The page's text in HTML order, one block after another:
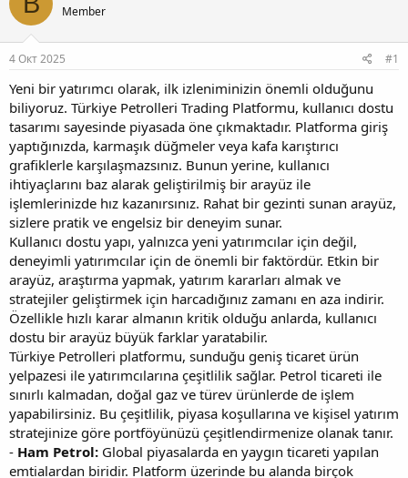
р
е
м
ы
н
л
а
Member
4 Окт 2025 #1
Yeni bir yatırımcı olarak, ilk izleniminizin önemli olduğunu
biliyoruz. Türkiye Petrolleri Trading Platformu, kullanıcı dostu
tasarımı sayesinde piyasada öne çıkmaktadır. Platforma giriş
yaptığınızda, karmaşık düğmeler veya kafa karıştırıcı
grafiklerle karşılaşmazsınız. Bunun yerine, kullanıcı
ihtiyaçlarını baz alarak geliştirilmiş bir arayüz ile
işlemlerinizde hız kazanırsınız. Rahat bir gezinti sunan arayüz,
sizlere pratik ve engelsiz bir deneyim sunar.
Kullanıcı dostu yapı, yalnızca yeni yatırımcılar için değil,
deneyimli yatırımcılar için de önemli bir faktördür. Etkin bir
arayüz, araştırma yapmak, yatırım kararları almak ve
stratejiler geliştirmek için harcadığınız zamanı en aza indirir.
Özellikle hızlı karar almanın kritik olduğu anlarda, kullanıcı
dostu bir arayüz büyük farklar yaratabilir.
Türkiye Petrolleri platformu, sunduğu geniş ticaret ürün
yelpazesi ile yatırımcılarına çeşitlilik sağlar. Petrol ticareti ile
sınırlı kalmadan, doğal gaz ve türev ürünlerde de işlem
yapabilirsiniz. Bu çeşitlilik, piyasa koşullarına ve kişisel yatırım
stratejinize göre portföyünüzü çeşitlendirmenize olanak tanır.
- Ham Petrol: Global piyasalarda en yaygın ticareti yapılan
emtialardan biridir. Platform üzerinde bu alanda birçok